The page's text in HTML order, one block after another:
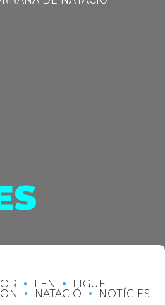
LEN LIGUE
NATACIÓ NOTÍCIES